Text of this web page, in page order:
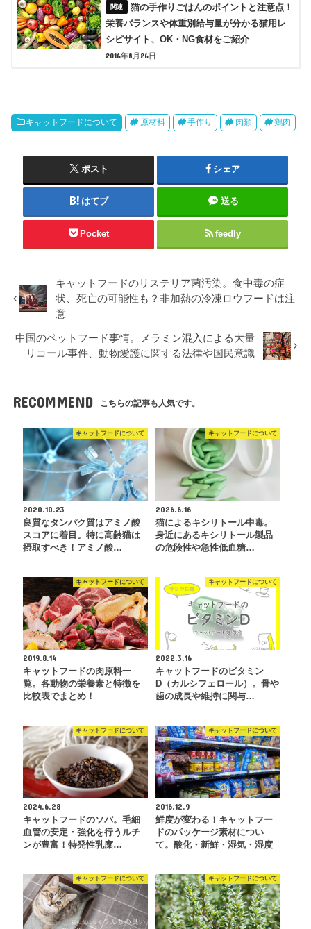
猫の手作りごはんのポイントと注意点！
栄養バランスや体重別給与量が分かる猫用レ
シピサイト、OK・NG食材をご紹介
2016年8月26日
キャットフードについて 原材料 手作り 肉類 鶏肉
ポスト シェア
はてブ 送る
Pocket feedly
キャットフードのリステリア菌汚染。食中毒の症
状、死亡の可能性も？非加熱の冷凍ロウフードは注
意
中国のペットフード事情。メラミン混入による大量
リコール事件、動物愛護に関する法律や国民意識
RECOMMEND こちらの記事も人気です。
キャットフードについて
2020.10.23
良質なタンパク質はアミノ酸
スコアに着目。特に高齢猫は
摂取すべき！アミノ酸…
キャットフードについて
2026.6.16
猫によるキシリトール中毒。
身近にあるキシリトール製品
の危険性や急性低血糖…
キャットフードについて
2019.8.14
キャットフードの肉原料一
覧。各動物の栄養素と特徴を
比較表でまとめ！
キャットフードについて
2022.3.16
キャットフードのビタミン
D（カルシフェロール）。骨や
歯の成長や維持に関与…
キャットフードについて
2024.6.28
キャットフードのソバ。毛細
血管の安定・強化を行うルチ
ンが豊富！特発性乳糜…
キャットフードについて
2016.12.9
鮮度が変わる！キャットフー
ドのパッケージ素材につい
て。酸化・新鮮・湿気・湿度
キャットフードについて キャットフードについて